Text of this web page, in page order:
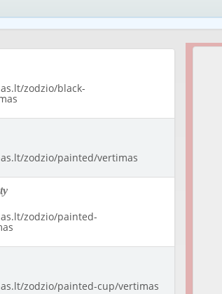
zodzio/black-
zodzio/painted/vertimas
zodzio/painted-
zodzio/painted-cup/vertimas